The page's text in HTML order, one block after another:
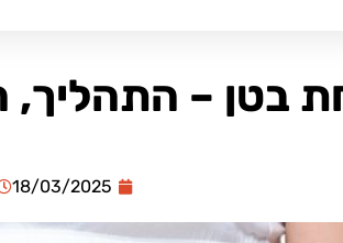
בטן –
18/03/2025